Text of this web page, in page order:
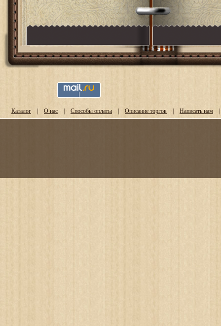
Каталог | О нас | Способы оплаты | Описание торгов | Написать нам |